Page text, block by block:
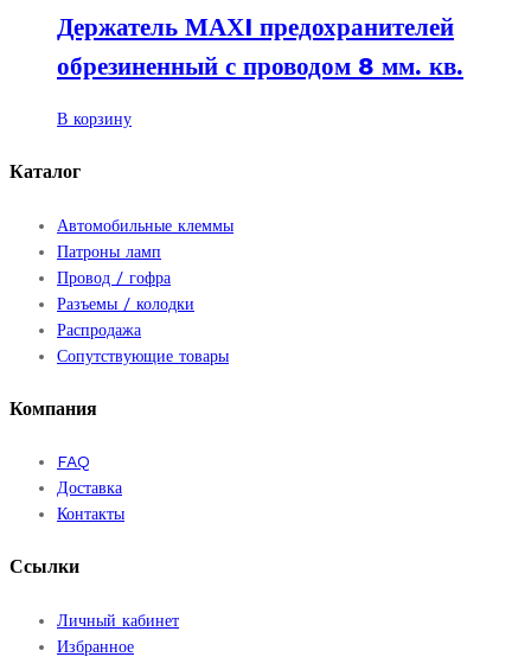
Опции
выбрать
Держатель МАХI предохранителей
обрезиненный с проводом 8 мм. кв.
В корзину
Каталог
Автомобильные клеммы
Патроны ламп
Провод / гофра
Разъемы / колодки
Распродажа
Сопутствующие товары
Компания
FAQ
Доставка
Контакты
Ссылки
Личный кабинет
Избранное